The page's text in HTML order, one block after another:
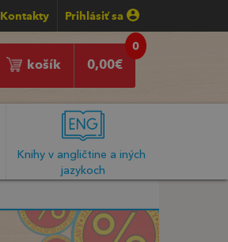
Kontakty Prihlásiť sa
0
0,00€
košík
Knihy v angličtine a iných
jazykoch